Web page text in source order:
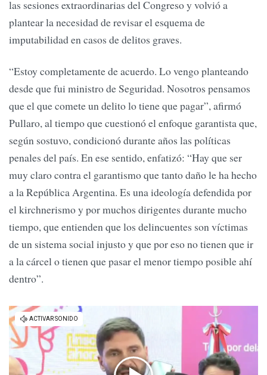
las sesiones extraordinarias del Congreso y volvió a
plantear la necesidad de revisar el esquema de
imputabilidad en casos de delitos graves.
“Estoy completamente de acuerdo. Lo vengo planteando
desde que fui ministro de Seguridad. Nosotros pensamos
que el que comete un delito lo tiene que pagar”, afirmó
Pullaro, al tiempo que cuestionó el enfoque garantista que,
según sostuvo, condicionó durante años las políticas
penales del país. En ese sentido, enfatizó: “Hay que ser
muy claro contra el garantismo que tanto daño le ha hecho
a la República Argentina. Es una ideología defendida por
el kirchnerismo y por muchos dirigentes durante mucho
tiempo, que entienden que los delincuentes son víctimas
de un sistema social injusto y que por eso no tienen que ir
a la cárcel o tienen que pasar el menor tiempo posible ahí
dentro”.